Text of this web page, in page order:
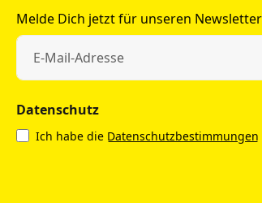
Melde Dich jetzt für unseren
Datenschutz
Ich habe die Datenschutzbestimmungen